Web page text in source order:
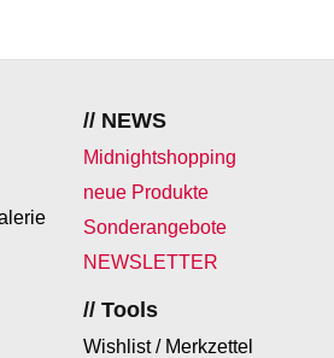
// NEWS
Midnightshopping
neue Produkte
Sonderangebote
NEWSLETTER
// Tools
Wishlist / Merkzettel